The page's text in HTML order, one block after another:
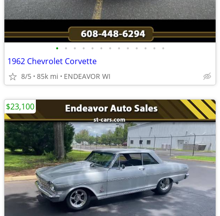
• • • • • • • • • • • • •
1962 Chevrolet Corvette
8/5 85k mi ENDEAVOR WI
$23,100